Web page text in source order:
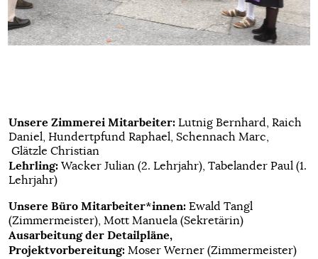
Unsere Zimmerei Mitarbeiter: Lutnig Bernhard, Raich
Daniel, Hundertpfund Raphael, Schennach Marc,
Glätzle Christian
Lehrling: Wacker Julian (2. Lehrjahr), Tabelander Paul (1.
Lehrjahr)
Unsere Büro Mitarbeiter*innen: Ewald Tangl
(Zimmermeister), Mott Manuela (Sekretärin)
Ausarbeitung der Detailpläne,
Projektvorbereitung: Moser Werner (Zimmermeister)